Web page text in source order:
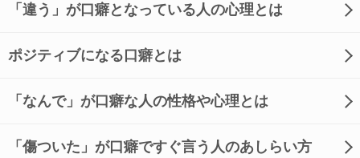
「違う」が口癖となっている人の心理とは
ポジティブになる口癖とは
「なんで」が口癖な人の性格や心理とは
「傷ついた」が口癖ですぐ言う人のあしらい方